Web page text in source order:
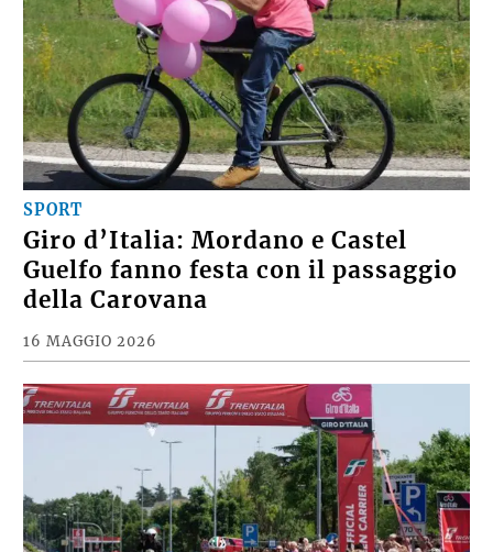
SPORT
Giro d’Italia: Mordano e Castel
Guelfo fanno festa con il passaggio
della Carovana
16 MAGGIO 2026